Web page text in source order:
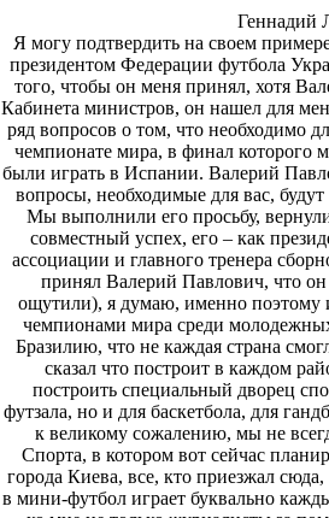
Геннадий
Я могу подтвердить на своем
президентом Федерации футбола
того, чтобы он меня принял, хотя
Кабинета министров, он нашел для
ряд вопросов о том, что необходимо
чемпионате мира, в финал
были играть в Испании. Валерий
вопросы, необходимые для вас,
Мы выполнили его просьбу,
совместный успех, его – как
ассоциации и главного тренера
принял Валерий Павлович, что
ощутили), я думаю, именно
чемпионами мира среди
Бразилию, что не каждая страна
сказал что построит в каждом
построить специальный дворец
футзала, но и для баскетбола, для
к великому сожалению, мы не
Спорта, в котором вот сейчас
города Киева, все, кто приезжал
в мини-футбол играет буквально